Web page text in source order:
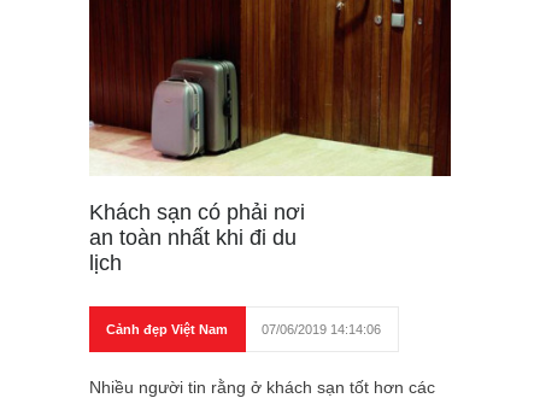
Khách sạn có phải nơi
an toàn nhất khi đi du
lịch
Cảnh đẹp Việt Nam 07/06/2019 14:14:06
Nhiều người tin rằng ở khách sạn tốt hơn các